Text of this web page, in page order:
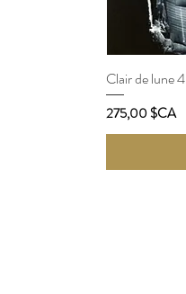
Clair de lune 4
Prix
275,00 $CA